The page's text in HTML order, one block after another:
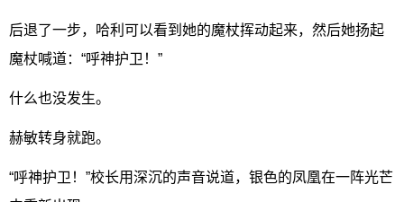
后退了一步，哈利可以看到她的魔杖挥动起来，然后她扬起
魔杖喊道：“呼神护卫！”
什么也没发生。
赫敏转身就跑。
“呼神护卫！”校长用深沉的声音说道，银色的凤凰在一阵光芒